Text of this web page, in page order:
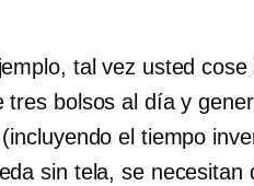
tal vez usted
tres bolsos al día y
(incluyendo el tiempo
sin tela, se necesitan